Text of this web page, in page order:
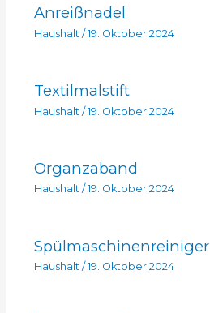
Anreißnadel
Haushalt / 19. Oktober 2024
Textilmalstift
Haushalt /19. Oktober 2024
Organzaband
Haushalt/ 19. Oktober 2024
Spülmaschinenreiniger
Haushalt/ 19. Oktober 2024